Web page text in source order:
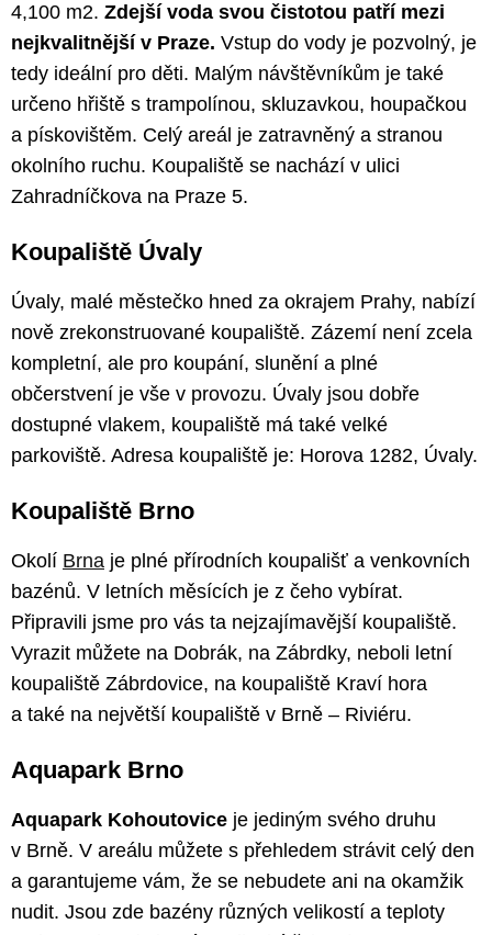
4,100 m2. Zdejší voda svou čistotou patří mezi
nejkvalitnější v Praze. Vstup do vody je pozvolný, je
tedy ideální pro děti. Malým návštěvníkům je také
určeno hřiště s trampolínou, skluzavkou, houpačkou
a pískovištěm. Celý areál je zatravněný a stranou
okolního ruchu. Koupaliště se nachází v ulici
Zahradníčkova na Praze 5.
Koupaliště Úvaly
Úvaly, malé městečko hned za okrajem Prahy, nabízí
nově zrekonstruované koupaliště. Zázemí není zcela
kompletní, ale pro koupání, slunění a plné
občerstvení je vše v provozu. Úvaly jsou dobře
dostupné vlakem, koupaliště má také velké
parkoviště. Adresa koupaliště je: Horova 1282, Úvaly.
Koupaliště Brno
Okolí Brna je plné přírodních koupališť a venkovních
bazénů. V letních měsících je z čeho vybírat.
Připravili jsme pro vás ta nejzajímavější koupaliště.
Vyrazit můžete na Dobrák, na Zábrdky, neboli letní
koupaliště Zábrdovice, na koupaliště Kraví hora
a také na největší koupaliště v Brně – Riviéru.
Aquapark Brno
Aquapark Kohoutovice je jediným svého druhu
v Brně. V areálu můžete s přehledem strávit celý den
a garantujeme vám, že se nebudete ani na okamžik
nudit. Jsou zde bazény různých velikostí a teploty